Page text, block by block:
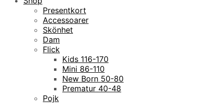
Presentkort
Accessoarer
Skönhet
Dam
Flick
Kids 116-170
Mini 86-110
New Born 50-80
Prematur 40-48
Pojk